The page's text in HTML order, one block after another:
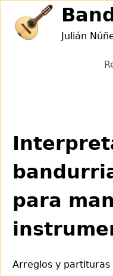
navigation
Julián
to
top
para
Arreglos y